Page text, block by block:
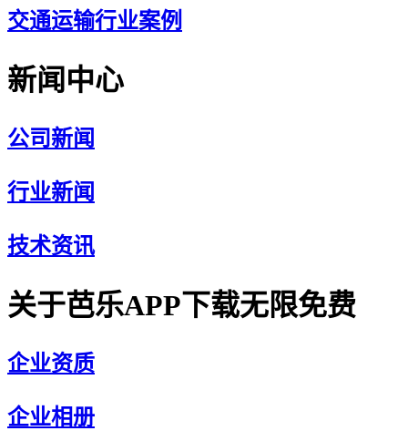
交通运输行业案例
新闻中心
公司新闻
行业新闻
技术资讯
关于芭乐APP下载无限免费
企业资质
企业相册